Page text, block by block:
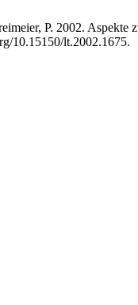
P. 2002. Aspekte
10.15150/lt.2002.1675.